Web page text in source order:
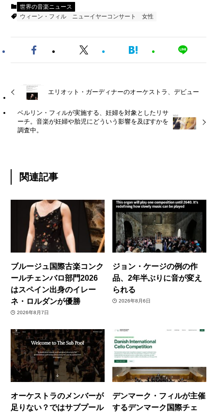
世界の音楽ニュース
ウィーン・フィル
ニューイヤーコンサート 女性
エリオット・ガーディナーのオーケストラ、デビュー
ベルリン・フィルが実施する、妊婦を対象としたリサ
ーチ。音楽が妊婦や胎児にどういう影響を及ぼすかを
調査中。
関連記事
ブルージュ国際古楽コンク
ールチェンバロ部門2026
はスペイン出身のイレー
ネ・ロルダンが優勝
2026年8月7日
ジョン・ケージの例の作
品、2年半ぶりに音が変え
られる
2026年8月6日
オーケストラのメンバーが
足りない？ではサブプール
デンマーク・フィルが主催
するデンマーク国際チェ